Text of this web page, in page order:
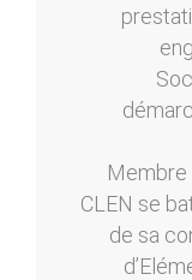
Membre
CLEN se
de sa